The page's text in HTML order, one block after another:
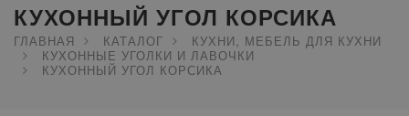
КУХОННЫЙ УГОЛ КОРСИКА
ГЛАВНАЯ КАТАЛОГ
КУХНИ, МЕБЕЛЬ ДЛЯ КУХНИ
КУХОННЫЕ УГОЛКИ И ЛАВОЧКИ
КУХОННЫЙ УГОЛ КОРСИКА